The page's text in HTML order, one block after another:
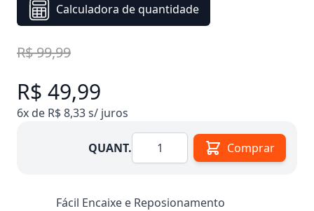
Calculadora de quantidade
R$ 99,99
R$ 49,99
6x de R$ 8,33 s/ juros
QUANT.Quantidade Comprar
Fácil Encaixe e Reposionamento